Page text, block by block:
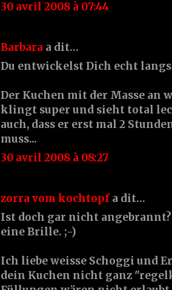
30 avril 2008 à 07:44
Barbara a dit…
Du entwickelst Dich echt
Der Kuchen mit der Masse an
klingt super und sieht total
auch, dass er erst mal 2
muss...
30 avril 2008 à 08:27
zorra vom kochtopf a dit…
Ist doch gar nicht
eine Brille. ;-)
Ich liebe weisse Schoggi und
dein Kuchen nicht ganz